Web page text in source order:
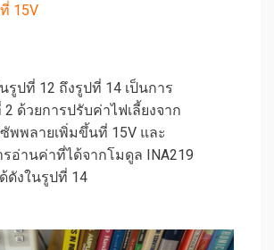
15V
รูปที่ 12 ถึงรูปที่ 14 เป็นการ
ด้วยการปรับค่าไฟเลี้ยงจาก
ซัพพลายเพิ่มขึ้นที่ 15V และ
รอ่านค่าที่ได้จากโมดูล INA219
ดังในรูปที่ 14